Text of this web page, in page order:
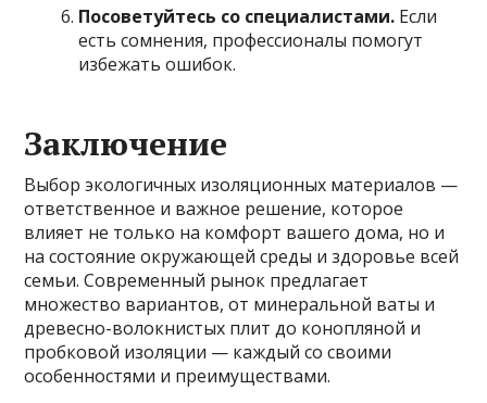
Посоветуйтесь со специалистами. Если
есть сомнения, профессионалы помогут
избежать ошибок.
Заключение
Выбор экологичных изоляционных материалов —
ответственное и важное решение, которое
влияет не только на комфорт вашего дома, но и
на состояние окружающей среды и здоровье всей
семьи. Современный рынок предлагает
множество вариантов, от минеральной ваты и
древесно-волокнистых плит до конопляной и
пробковой изоляции — каждый со своими
особенностями и преимуществами.